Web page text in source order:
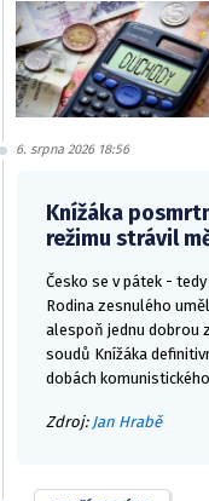
6. srpna 2026 18:56
Knížáka
režimu strávil
Česko se v pátek -
Rodina zesnulého
alespoň jednu dobrou
soudů Knížáka
dobách
Zdroj: Jan Hrabě